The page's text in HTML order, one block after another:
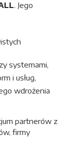
. Jego
systemami,
i usług,
wdrożenia
partnerów z
firmy